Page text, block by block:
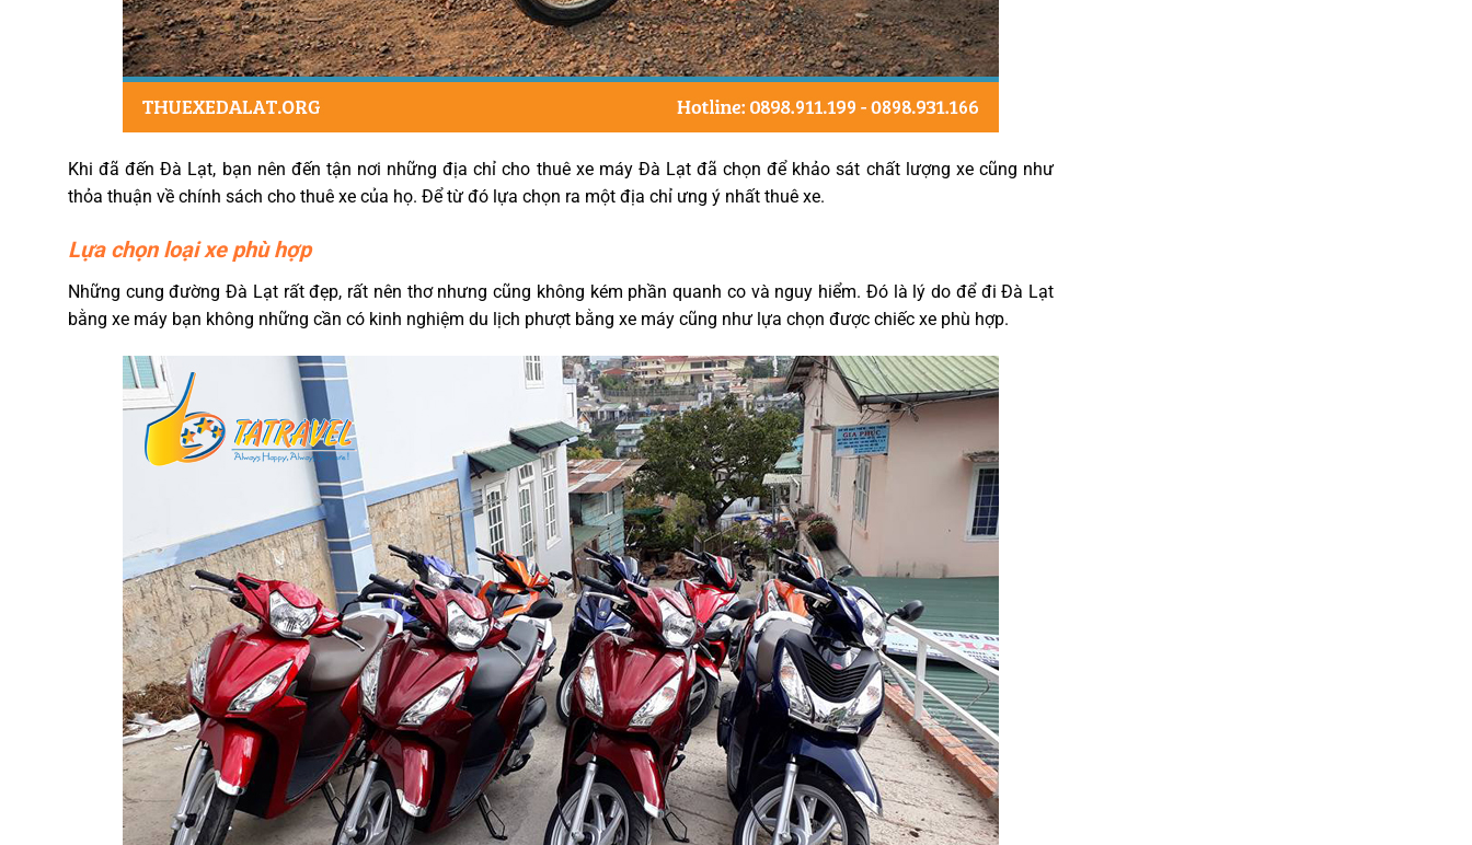
Khi đã đến Đà Lạt, bạn nên đến tận nơi những địa chỉ cho thuê xe máy Đà Lạt đã chọn để khảo sát chất lượng xe cũng như
thỏa thuận về chính sách cho thuê xe của họ. Để từ đó lựa chọn ra một địa chỉ ưng ý nhất thuê xe.
Lựa chọn loại xe phù hợp
Những cung đường Đà Lạt rất đẹp, rất nên thơ nhưng cũng không kém phần quanh co và nguy hiểm. Đó là lý do để đi Đà Lạt
bằng xe máy bạn không những cần có kinh nghiệm du lịch phượt bằng xe máy cũng như lựa chọn được chiếc xe phù hợp.